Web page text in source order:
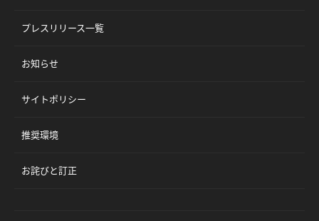
プレスリリース一覧
お知らせ
サイトポリシー
推奨環境
お詫びと訂正